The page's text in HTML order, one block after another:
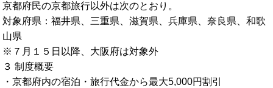
京都府民の京都旅行以外は次のとおり。
対象府県：福井県、三重県、滋賀県、兵庫県、奈良県、和歌
山県
※７月１５日以降、大阪府は対象外
３ 制度概要
・京都府内の宿泊・旅行代金から最大5,000円割引